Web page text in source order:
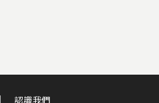
認識我們